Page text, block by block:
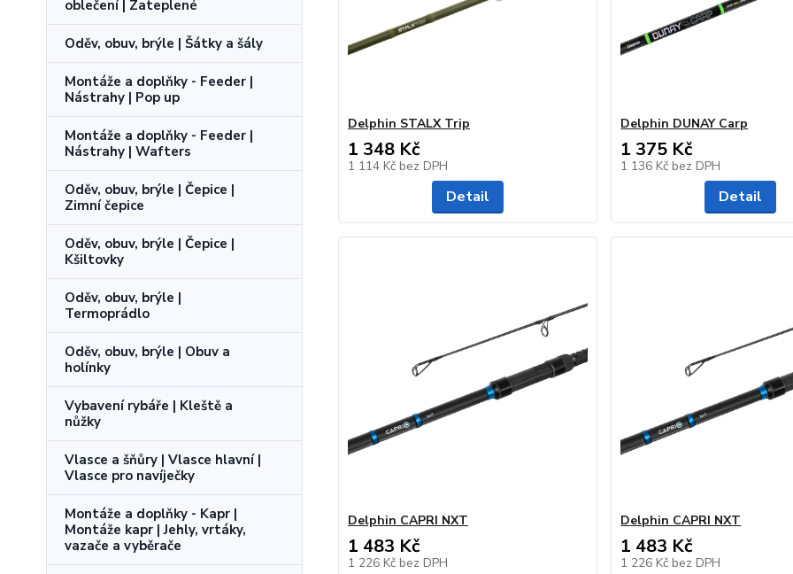
oblečení | Zateplené
Oděv, obuv, brýle | Šátky a šály
Montáže a doplňky - Feeder |
Nástrahy | Pop up
Montáže a doplňky - Feeder |
Nástrahy | Wafters
Oděv, obuv, brýle | Čepice |
Zimní čepice
Oděv, obuv, brýle | Čepice |
Kšiltovky
Oděv, obuv, brýle |
Termoprádlo
Oděv, obuv, brýle | Obuv a
holínky
Vybavení rybáře | Kleště a
nůžky
Vlasce a šňůry | Vlasce hlavní |
Vlasce pro navíječky
Montáže a doplňky - Kapr |
Montáže kapr | Jehly, vrtáky,
vazače a vyběrače
Delphin STALX Trip
1 348 Kč
1 114 Kč bez DPH
Detail
Delphin DUNAY Carp
1 375 Kč
1 136 Kč bez DPH
Detail
Delphin CAPRI NXT
1 483 Kč
1 226 Kč bez DPH
Delphin CAPRI NXT
1 483 Kč
1 226 Kč bez DPH